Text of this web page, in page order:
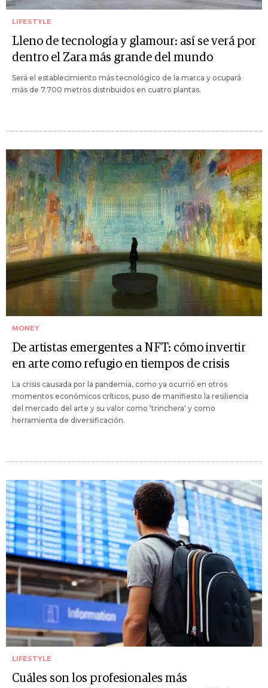
LIFESTYLE
Lleno de tecnología y glamour: así se verá por
dentro el Zara más grande del mundo
Será el establecimiento más tecnológico de la marca y ocupará
más de 7.700 metros distribuidos en cuatro plantas.
MONEY
De artistas emergentes a NFT: cómo invertir
en arte como refugio en tiempos de crisis
La crisis causada por la pandemia, como ya ocurrió en otros
momentos económicos críticos, puso de manifiesto la resiliencia
del mercado del arte y su valor como 'trinchera' y como
herramienta de diversificación.
LIFESTYLE
Cuáles son los profesionales más